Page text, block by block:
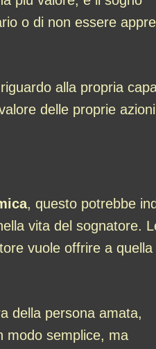
o di non essere
alla propria
delle proprie
, questo potrebbe
vita del sognatore.
vuole offrire a quella
della persona amata,
modo semplice, ma